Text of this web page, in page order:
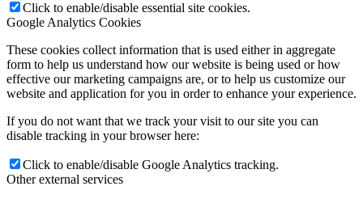
Click to enable/disable essential site cookies.
Google Analytics Cookies
These cookies collect information that is used either in aggregate
form to help us understand how our website is being used or how
effective our marketing campaigns are, or to help us customize our
website and application for you in order to enhance your experience.
If you do not want that we track your visit to our site you can
disable tracking in your browser here:
Click to enable/disable Google Analytics tracking.
Other external services